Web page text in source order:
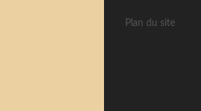
Plan du site